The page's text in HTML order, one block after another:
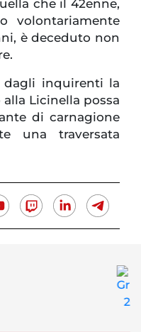
che il 42enne,
volontariamente
è deceduto non
dagli inquirenti la
Licinella possa
di carnagione
una traversata